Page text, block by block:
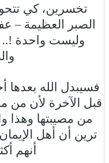
تخسرين، كي
الصبر العظيمة –
وليست واحدة !..
فسيبدل الله بعدها
قبل الآخرة لأن من
من مصيبتها وهذا
ترين أن أهل
أنهم